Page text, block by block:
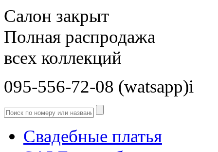
Салон закрыт
Полная распродажа
всех коллекций
095-556-72-08 (watsapp)і
Свадебные платья